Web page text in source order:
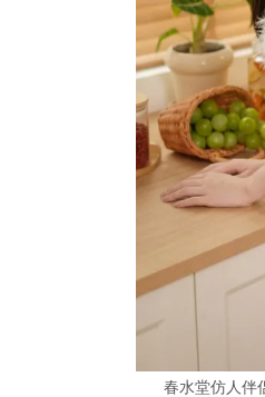
春水堂仿人伴